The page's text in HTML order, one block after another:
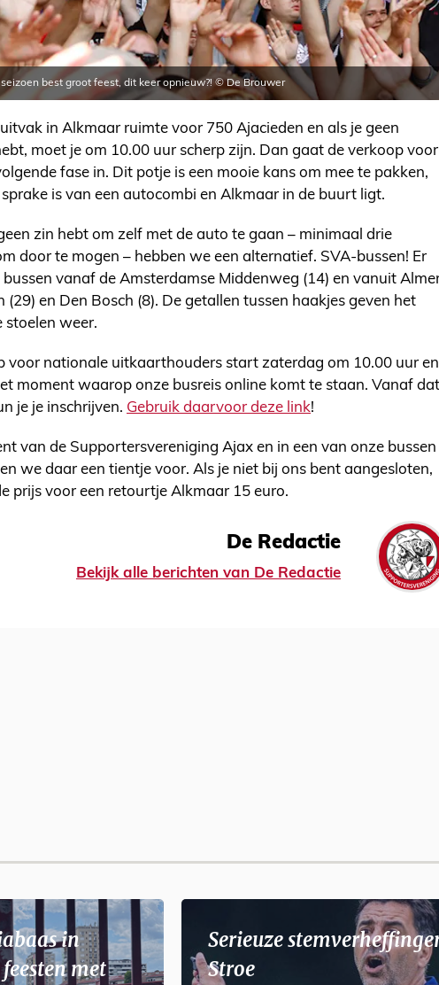
best groot feest, dit keer opnieuw?! © De Brouwer
in Alkmaar ruimte voor 750 Ajacieden en als je geen
moet je om 10.00 uur scherp zijn. Dan gaat de verkoop voor
fase in. Dit potje is een mooie kans om mee te pakken,
is van een autocombi en Alkmaar in de buurt ligt.
zin hebt om zelf met de auto te gaan – minimaal drie
door te mogen – hebben we een alternatief. SVA-bussen! Er
vanaf de Amsterdamse Middenweg (14) en vanuit
(29) en Den Bosch (8). De getallen tussen haakjes geven het
stoelen weer.
voor nationale uitkaarthouders start zaterdag om 10.00 uur en
moment waarop onze busreis online komt te staan. Vanaf dat
je je inschrijven. Gebruik daarvoor deze link!
van de Supportersvereniging Ajax en in een van onze bussen
we daar een tientje voor. Als je niet bij ons bent aangesloten,
prijs voor een retourtje Alkmaar 15 euro.
De Redactie
Bekijk alle berichten van De Redactie
in
met
Serieuze
Stroe